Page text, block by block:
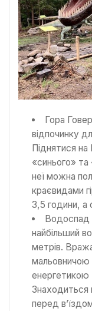
Гора
відпочинку
Піднятися
«синього»
неї можна
краєвидами
3,5 години, а
Водоспад
найбільший
метрів.
енергетикою
Знаходиться
перед